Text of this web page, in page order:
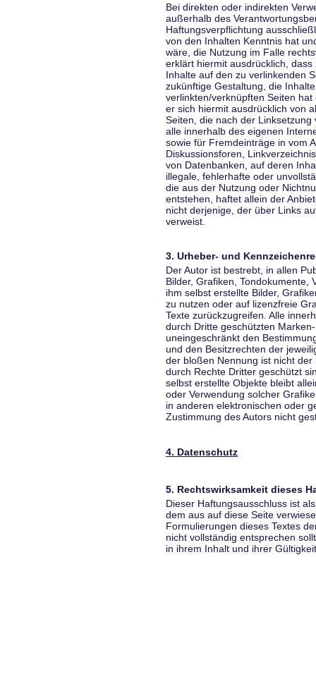
Bei direkten oder indirekten
außerhalb des
Haftungsverpflichtung
von den Inhalten Kenntnis hat
wäre, die Nutzung im Falle
erklärt hiermit ausdrücklich,
Inhalte auf den zu verlinkenden
zukünftige Gestaltung, die
verlinkten/verknüpften Seiten
er sich hiermit ausdrücklich von
Seiten, die nach der
alle innerhalb des eigenen
sowie für Fremdeinträge in vom
Diskussionsforen,
von Datenbanken, auf deren
illegale, fehlerhafte oder
die aus der Nutzung oder
entstehen, haftet allein der
nicht derjenige, der über Links
verweist.
3. Urheber- und
Der Autor ist bestrebt, in allen
Bilder, Grafiken, Tondokumente,
ihm selbst erstellte Bilder,
zu nutzen oder auf lizenzfreie
Texte zurückzugreifen. Alle
durch Dritte geschützten
uneingeschränkt den
und den Besitzrechten der
der bloßen Nennung ist nicht
durch Rechte Dritter geschützt
selbst erstellte Objekte bleibt
oder Verwendung solcher
in anderen elektronischen oder
Zustimmung des Autors nicht
4. Datenschutz
5. Rechtswirksamkeit dieses
Dieser Haftungsausschluss ist
dem aus auf diese Seite
Formulierungen dieses Textes
nicht vollständig entsprechen
in ihrem Inhalt und ihrer